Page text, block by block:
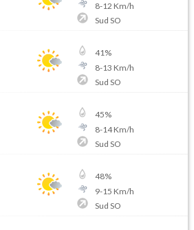
8-12 Km/h
Sud SO
41%
8-13 Km/h
Sud SO
45%
8-14Km/h
Sud SO
48%
9-15 Km/h
Sud SO